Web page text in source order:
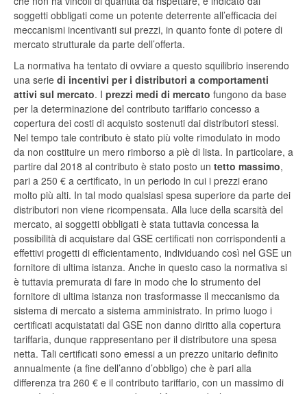
soggetti obbligati come un potente deterrente all’efficacia dei
meccanismi incentivanti sui prezzi, in quanto fonte di potere di
mercato strutturale da parte dell’offerta.
La normativa ha tentato di ovviare a questo squilibrio inserendo
una serie di incentivi per i distributori a comportamenti
attivi sul mercato. I prezzi medi di mercato fungono da base
per la determinazione del contributo tariffario concesso a
copertura dei costi di acquisto sostenuti dai distributori stessi.
Nel tempo tale contributo è stato più volte rimodulato in modo
da non costituire un mero rimborso a piè di lista. In particolare, a
partire dal 2018 al contributo è stato posto un tetto massimo,
pari a 250 € a certificato, in un periodo in cui i prezzi erano
molto più alti. In tal modo qualsiasi spesa superiore da parte dei
distributori non viene ricompensata. Alla luce della scarsità del
mercato, ai soggetti obbligati è stata tuttavia concessa la
possibilità di acquistare dal GSE certificati non corrispondenti a
effettivi progetti di efficientamento, individuando così nel GSE un
fornitore di ultima istanza. Anche in questo caso la normativa si
è tuttavia premurata di fare in modo che lo strumento del
fornitore di ultima istanza non trasformasse il meccanismo da
sistema di mercato a sistema amministrato. In primo luogo i
certificati acquistatati dal GSE non danno diritto alla copertura
tariffaria, dunque rappresentano per il distributore una spesa
netta. Tali certificati sono emessi a un prezzo unitario definito
annualmente (a fine dell’anno d’obbligo) che è pari alla
differenza tra 260 € e il contributo tariffario, con un massimo di